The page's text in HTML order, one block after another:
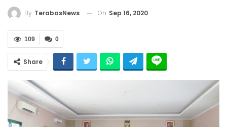
By TerabasNews On Sep 16, 2020
0
109
Share